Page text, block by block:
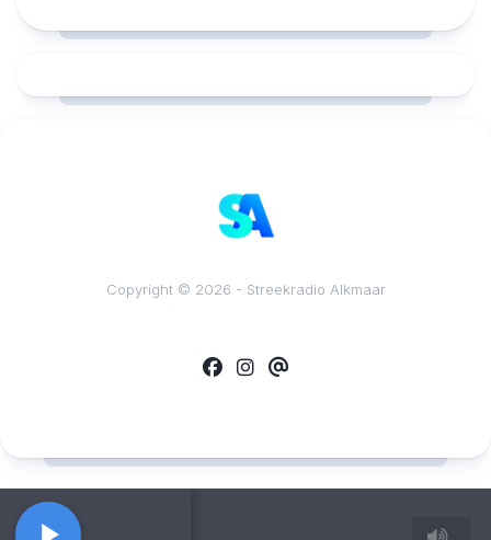
Copyright © 2026 - Streekradio Alkmaar